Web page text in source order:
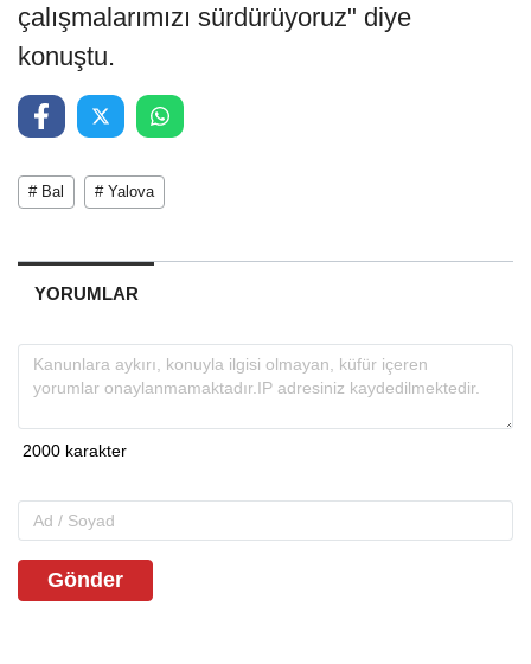
çalışmalarımızı sürdürüyoruz" diye
konuştu.
# Bal # Yalova
YORUMLAR
Gönder